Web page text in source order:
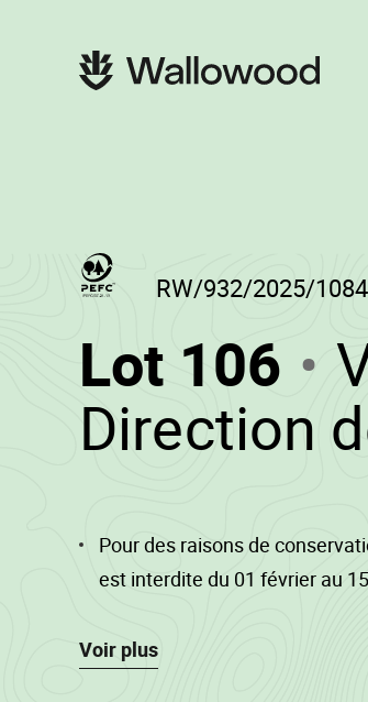
navigation
Lot 106
-
Direction
RW/932/2025/
Pour des raisons de
est interdite du 01 février au
hauteur/décroissance, double
Voir plus
Navigation
principale